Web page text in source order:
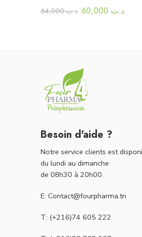
د.ت64,000 د.ت
Besoin d'aide ?
Notre service clients est
du lundi au dimanche
de 08h30 à 20h00.
E: Contact@fourpharma.tn
T: (+216)74 605 222